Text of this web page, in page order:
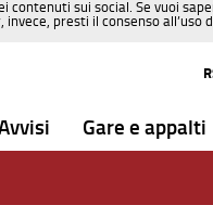
sui social. Se vuoi
presti il consenso all’uso
Gare e appalti